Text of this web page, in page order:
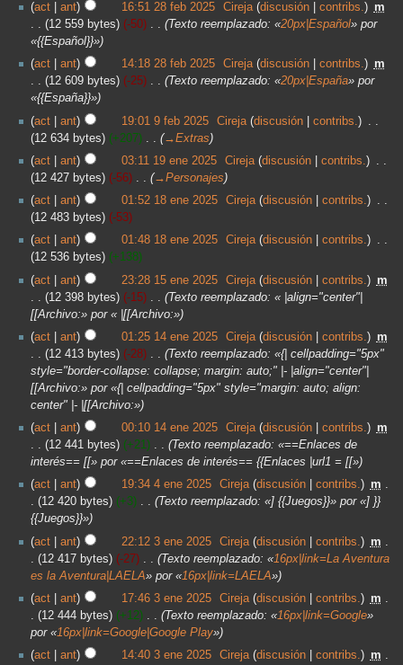
act
ant 16:51 28 feb 2025 Cireja discusión contribs.
m
12 559 bytes
-50 Texto reemplazado: «20px|Español» por
«{{Español}}»
act
ant 14:18 28 feb 2025 Cireja discusión contribs.
m
12 609 bytes
-25 Texto reemplazado: «20px|España» por
«{{España}}»
act
ant 19:01 9 feb 2025 Cireja discusión contribs.
12 634 bytes
+207
→‎Extras
act
ant 03:11 19 ene 2025 Cireja discusión contribs.
12 427 bytes
-56
→‎Personajes
act
ant 01:52 18 ene 2025 Cireja discusión contribs.
12 483 bytes
-53
act
ant 01:48 18 ene 2025 Cireja discusión contribs.
12 536 bytes
+138
act
ant 23:28 15 ene 2025 Cireja discusión contribs.
m
12 398 bytes
-15
Texto reemplazado: « |align="center"|
[[Archivo:» por « |[[Archivo:»
act
ant 01:25 14 ene 2025 Cireja discusión contribs.
m
12 413 bytes
-28
Texto reemplazado: «{| cellpadding="5px"
style="border-collapse: collapse; margin: auto;" |- |align="center"|
[[Archivo:» por «{| cellpadding="5px" style="margin: auto; align:
center" |- |[[Archivo:»
act
ant 00:10 14 ene 2025 Cireja discusión contribs.
m
12 441 bytes
+21
Texto reemplazado: «==Enlaces de
interés== [[» por «==Enlaces de interés== {{Enlaces |url1 = [[»
act
ant 19:34 4 ene 2025 Cireja discusión contribs.
m
12 420 bytes
+3
Texto reemplazado: «] {{Juegos}}» por «] }}
{{Juegos}}»
act
ant 22:12 3 ene 2025 Cireja discusión contribs.
m
12 417 bytes
-27 Texto reemplazado: «16px|link=La Aventura
es la Aventura|LAELA» por «16px|link=LAELA»
act
ant 17:46 3 ene 2025 Cireja discusión contribs.
m
12 444 bytes
+12 Texto reemplazado: «16px|link=Google»
por «16px|link=Google|Google Play»
act
ant 14:40 3 ene 2025 Cireja discusión contribs.
m